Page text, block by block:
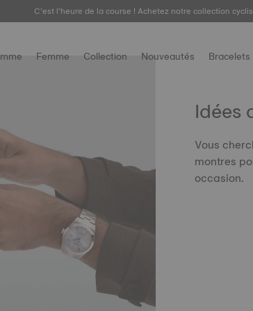
C’est l’heure de la course ! Achetez notre collection
Femme Collection Nouveautés Bracelets
Idées
Vous
montres
occasion.